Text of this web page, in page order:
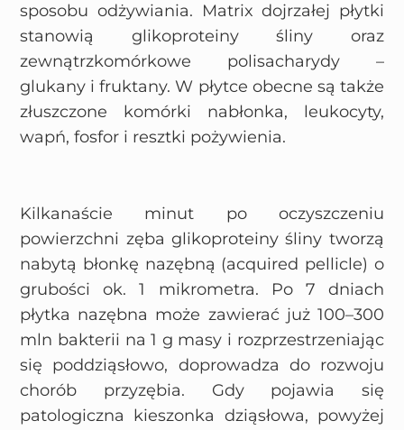
sposobu odżywiania. Matrix dojrzałej płytki
stanowią glikoproteiny śliny oraz
zewnątrzkomórkowe polisacharydy –
glukany i fruktany. W płytce obecne są także
złuszczone komórki nabłonka, leukocyty,
wapń, fosfor i resztki pożywienia.
Kilkanaście minut po oczyszczeniu
powierzchni zęba glikoproteiny śliny tworzą
nabytą błonkę nazębną (acquired pellicle) o
grubości ok. 1 mikrometra. Po 7 dniach
płytka nazębna może zawierać już 100–300
mln bakterii na 1 g masy i rozprzestrzeniając
się poddziąsłowo, doprowadza do rozwoju
chorób przyzębia. Gdy pojawia się
patologiczna kieszonka dziąsłowa, powyżej